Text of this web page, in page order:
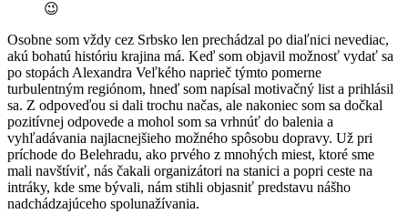
😉
Osobne som vždy cez Srbsko len prechádzal po diaľnici nevediac,
akú bohatú históriu krajina má. Keď som objavil možnosť vydať sa
po stopách Alexandra Veľkého naprieč týmto pomerne
turbulentným regiónom, hneď som napísal motivačný list a prihlásil
sa. Z odpoveďou si dali trochu načas, ale nakoniec som sa dočkal
pozitívnej odpovede a mohol som sa vrhnúť do balenia a
vyhľadávania najlacnejšieho možného spôsobu dopravy. Už pri
príchode do Belehradu, ako prvého z mnohých miest, ktoré sme
mali navštíviť, nás čakali organizátori na stanici a popri ceste na
intráky, kde sme bývali, nám stihli objasniť predstavu nášho
nadchádzajúceho spolunažívania.